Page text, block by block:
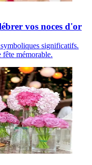
vos noces d'or
significatifs.
mémorable.